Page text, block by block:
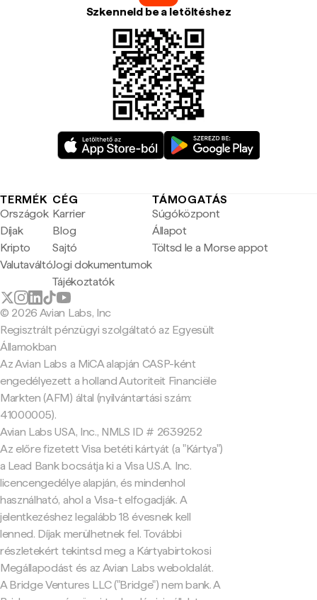
Szkenneld be a letöltéshez
TERMÉK
Országok
Díjak
Kripto
Valutaváltó
CÉG
Karrier
Blog
Sajtó
Jogi dokumentumok
Tájékoztatók
TÁMOGATÁS
Súgóközpont
Állapot
Töltsd le a Morse appot
© 2026 Avian Labs, Inc
Regisztrált pénzügyi szolgáltató az Egyesült
Államokban
Az Avian Labs a MiCA alapján CASP-ként
engedélyezett a holland Autoriteit Financiële
Markten (AFM) által (nyilvántartási szám:
41000005).
Avian Labs USA, Inc., NMLS ID # 2639252
Az előre fizetett Visa betéti kártyát (a "Kártya")
a Lead Bank bocsátja ki a Visa U.S.A. Inc.
licencengedélye alapján, és mindenhol
használható, ahol a Visa-t elfogadják. A
jelentkezéshez legalább 18 évesnek kell
lenned. Díjak merülhetnek fel. További
részletekért tekintsd meg a Kártyabirtokosi
Megállapodást és az Avian Labs weboldalát.
A Bridge Ventures LLC ("Bridge") nem bank. A